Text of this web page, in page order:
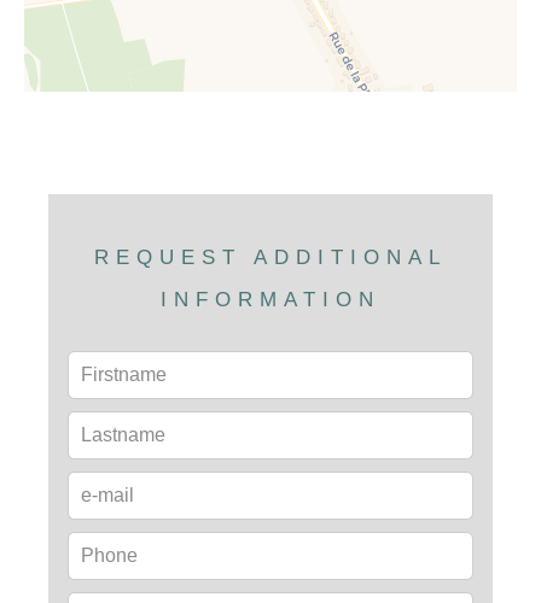
REQUEST ADDITIONAL
INFORMATION